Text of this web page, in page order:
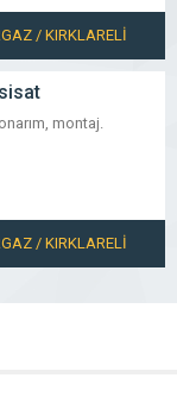
Lülüburgaz/Kırklareli
başarılı ve
sizlere hitap
Tarım, Aletleri,
ve
fiyatlarla
/ KIRKLARELİ
MESAJ GÖNDER
montaj.
/ KIRKLARELİ